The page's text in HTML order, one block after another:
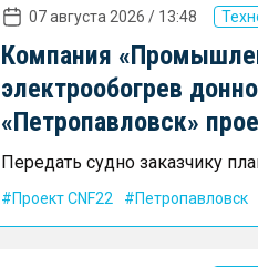
07 августа 2026 / 13:48
Компания
электрообогрев
«Петропавловск»
Передать судно заказчику
Проект CNF22 Петропавловск